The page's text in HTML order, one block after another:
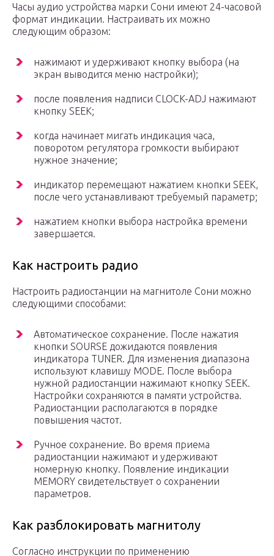
Часы аудио устройства марки Сони имеют 24-часовой
формат индикации. Настраивать их можно
следующим образом:
нажимают и удерживают кнопку выбора (на
экран выводится меню настройки);
после появления надписи CLOCK-ADJ нажимают
кнопку SEEK;
когда начинает мигать индикация часа,
поворотом регулятора громкости выбирают
нужное значение;
индикатор перемещают нажатием кнопки SEEK,
после чего устанавливают требуемый параметр;
нажатием кнопки выбора настройка времени
завершается.
Как настроить радио
Настроить радиостанции на магнитоле Сони можно
следующими способами:
Автоматическое сохранение. После нажатия
кнопки SOURSE дожидаются появления
индикатора TUNER. Для изменения диапазона
используют клавишу MODE. После выбора
нужной радиостанции нажимают кнопку SEEK.
Настройки сохраняются в памяти устройства.
Радиостанции располагаются в порядке
повышения частот.
Ручное сохранение. Во время приема
радиостанции нажимают и удерживают
номерную кнопку. Появление индикации
MEMORY свидетельствует о сохранении
параметров.
Как разблокировать магнитолу
Согласно инструкции по применению